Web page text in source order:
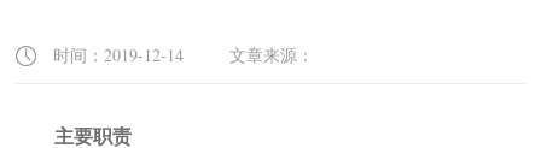
时间：2019-12-14 文章来源：
主要职责